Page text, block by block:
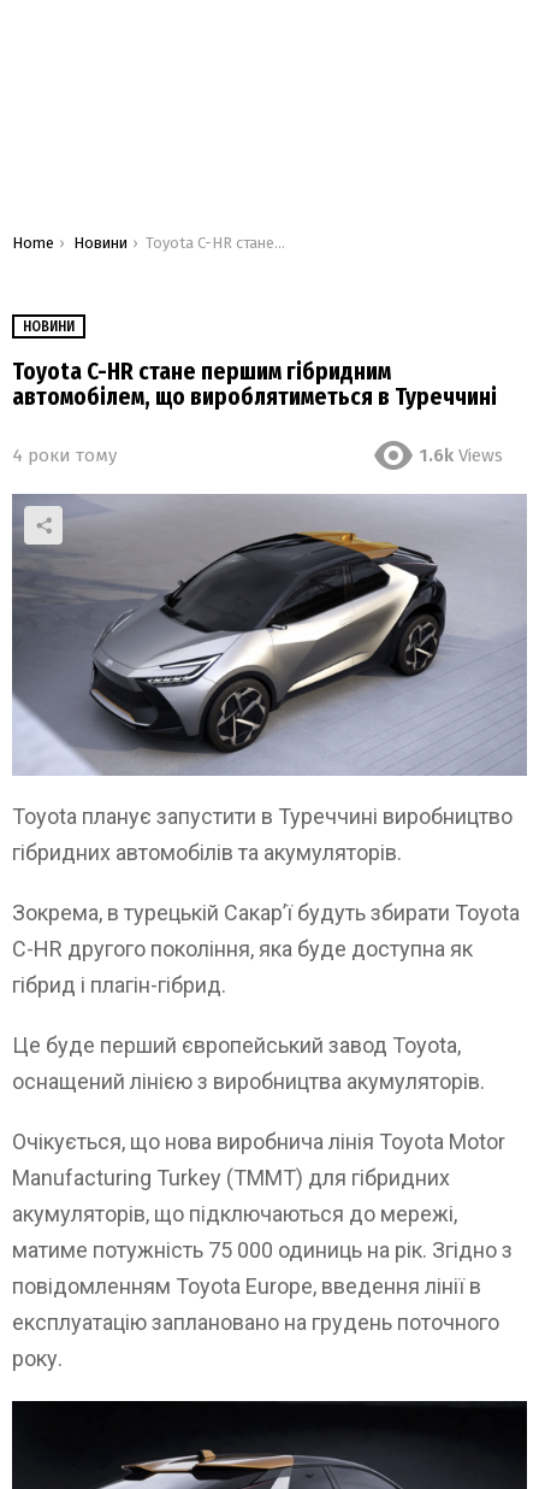
You are here:
Home Новини Toyota C-HR стане першим гібридним автомобілем, що вироблятиметься в Туреччині
НОВИНИ
Toyota C-HR стане першим гібридним
автомобілем, що вироблятиметься в Туреччині
4 роки тому 1.6k Views
Toyota планує запустити в Туреччині виробництво
гібридних автомобілів та акумуляторів.
Зокрема, в турецькій Сакар’ї будуть збирати Toyota
C-HR другого покоління, яка буде доступна як
гібрид і плагін-гібрид.
Це буде перший європейський завод Toyota,
оснащений лінією з виробництва акумуляторів.
Очікується, що нова виробнича лінія Toyota Motor
Manufacturing Turkey (TMMT) для гібридних
акумуляторів, що підключаються до мережі,
матиме потужність 75 000 одиниць на рік. Згідно з
повідомленням Toyota Europe, введення лінії в
експлуатацію заплановано на грудень поточного
року.